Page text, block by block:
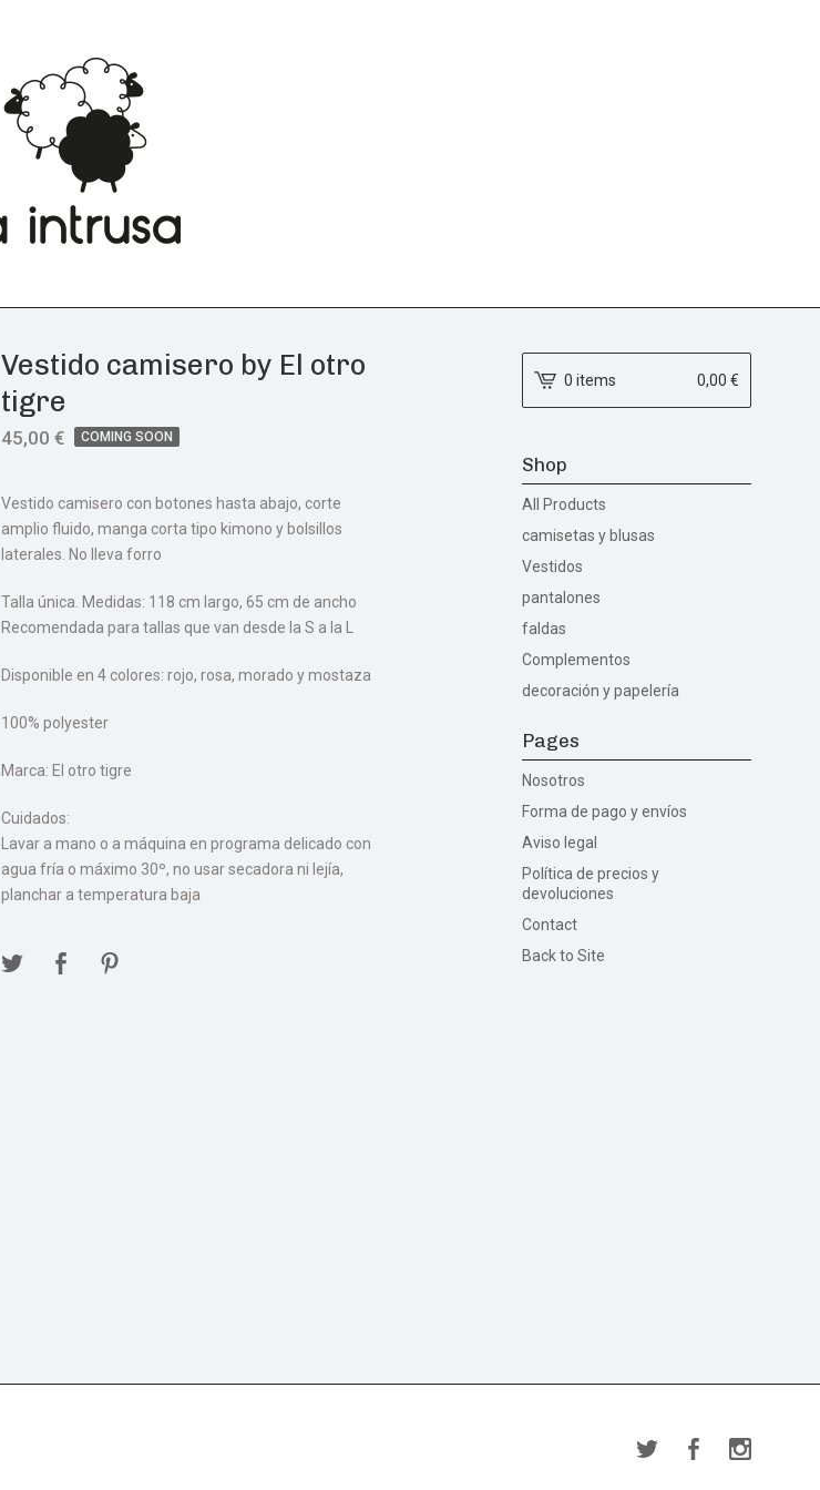
Vestido camisero by El otro
tigre
45,00€ COMING SOON
Vestido camisero con botones hasta abajo, corte
amplio fluido, manga corta tipo kimono y bolsillos
laterales. No lleva forro
Talla única. Medidas: 118 cm largo, 65 cm de ancho
Recomendada para tallas que van desde la S a la L
Disponible en 4 colores: rojo, rosa, morado y mostaza
100% polyester
Marca: El otro tigre
Cuidados:
Lavar a mano o a máquina en programa delicado con
agua fría o máximo 30º, no usar secadora ni lejía,
planchar a temperatura baja
0 items 0,00 €
Shop
All Products
camisetas y blusas
Vestidos
pantalones
faldas
Complementos
decoración y papelería
Pages
Nosotros
Forma de pago y envíos
Aviso legal
Política de precios y
devoluciones
Contact
Back to Site